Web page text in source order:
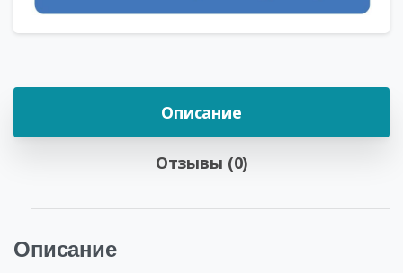
Описание
Отзывы (0)
Описание